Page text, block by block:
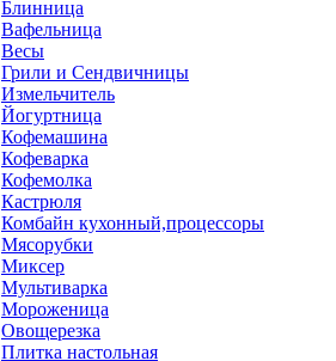
Блинница
Вафельница
Весы
Грили и Сендвичницы
Измельчитель
Йогуртница
Кофемашина
Кофеварка
Кофемолка
Кастрюля
Комбайн кухонный,процессоры
Мясорубки
Миксер
Мультиварка
Мороженица
Овощерезка
Плитка настольная